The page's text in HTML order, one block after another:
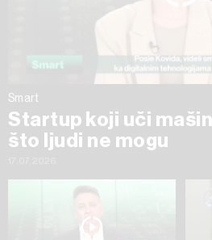
Smart
Startup koji uči
što ljudi ne mogu